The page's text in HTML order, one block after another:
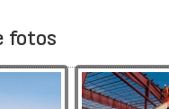
fotos